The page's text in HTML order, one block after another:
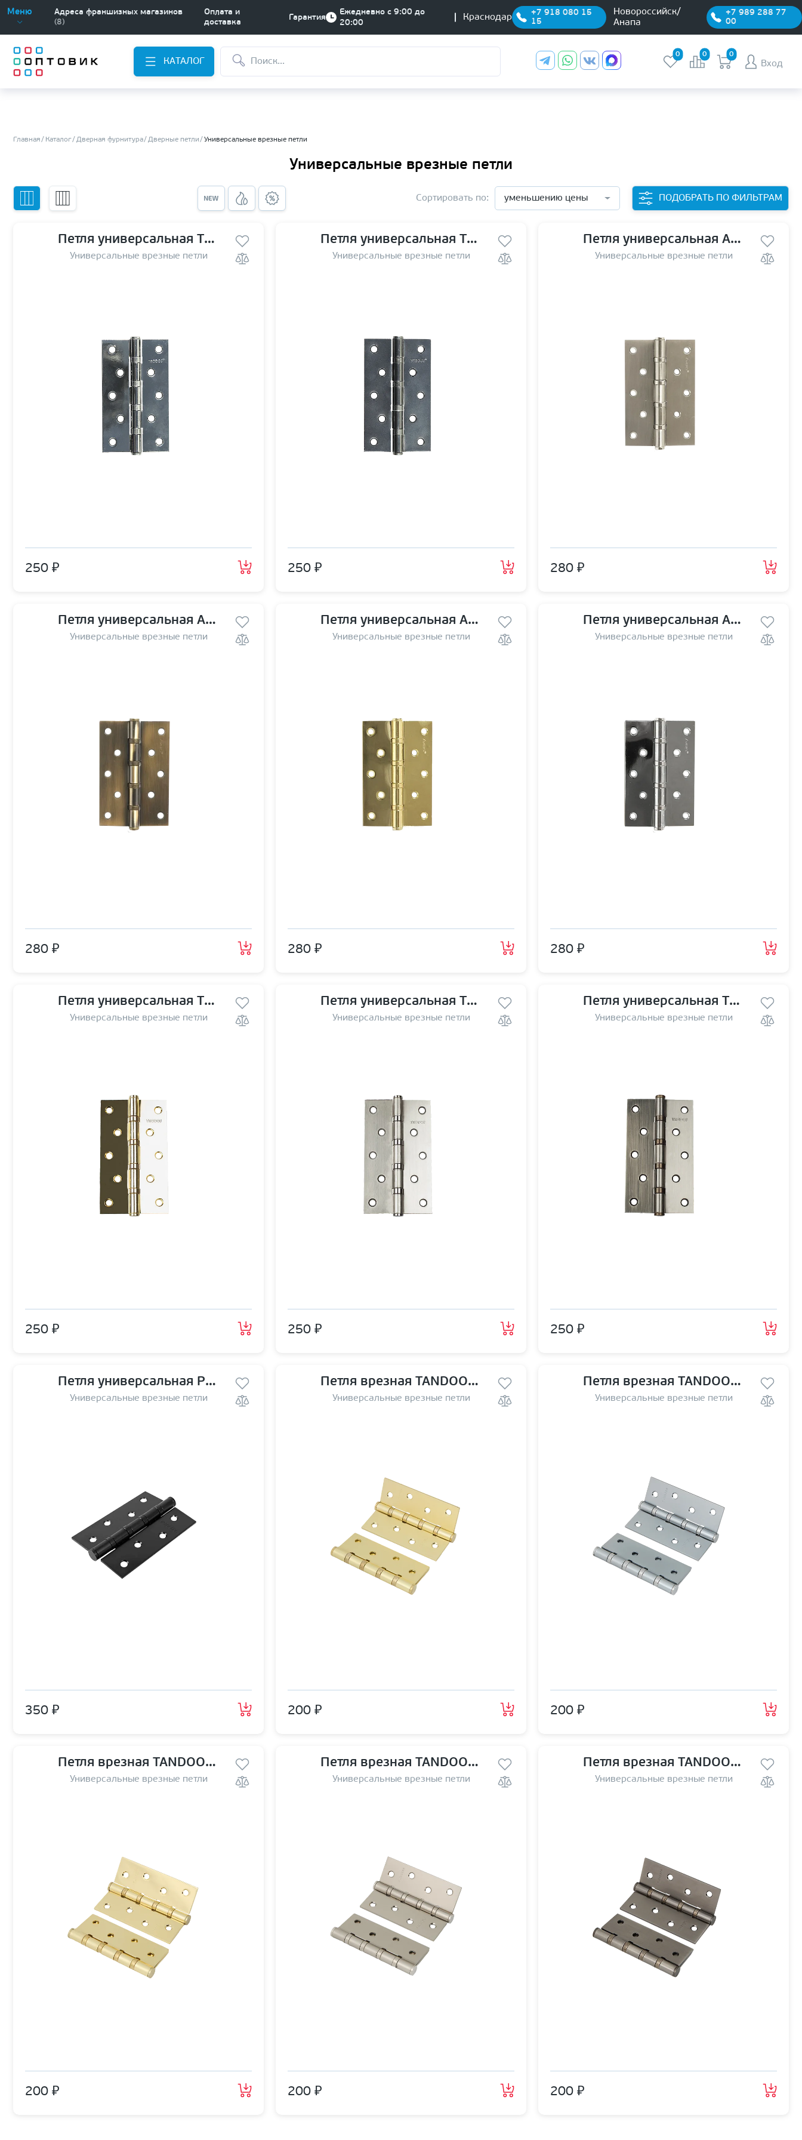
Меню
Адреса франшизных магазинов
(8)
Оплата и
доставка
Гарантия
Ежедневно с 9:00 до
20:00
Краснодар
+7 918 080 15
15
Новороссийск/
Анапа
+7 989 288 77
00
КАТАЛОГ
0 0 0
Вход
Главная Каталог Дверная фурнитура Дверные петли Универсальные врезные петли
Универсальные врезные петли
Сортировать по: уменьшению цены ПОДОБРАТЬ ПО ФИЛЬТРАМ
Петля универсальная TRODOS 125*70*2,5 BN
Универсальные врезные петли
250 ₽
Петля универсальная TRODOS 125*70*2,5 GF
Универсальные врезные петли
250 ₽
Петля универсальная Avers 125*75*2,5-В4 NIS
Универсальные врезные петли
280 ₽
Петля универсальная Avers 125*75*2,5-В4 AB
Универсальные врезные петли
280 ₽
Петля универсальная Avers 125*75*2,5-В4 G
Универсальные врезные петли
280 ₽
Петля универсальная Avers 125*75*2,5-В4 CR
Универсальные врезные петли
280 ₽
Петля универсальная TRODOS 125*75*2,5 G
Универсальные врезные петли
250 ₽
Петля универсальная TRODOS 125*70*2,5 SN
Универсальные врезные петли
250 ₽
Петля универсальная TRODOS 125*70*2,5 AB
Универсальные врезные петли
250 ₽
Петля универсальная Pallini PH 100*70*2,5 4BB MatBlack матовая черная гальваника
Универсальные врезные петли
350 ₽
Петля врезная TANDOOR TD100-4S steel (100*75*2,5) SSG
Универсальные врезные петли
200 ₽
Петля врезная TANDOOR TD100-4S steel (100*75*2,5) SSC
Универсальные врезные петли
200 ₽
Петля врезная TANDOOR TD100-4S steel (100*75*2,5) PB
Универсальные врезные петли
200 ₽
Петля врезная TANDOOR TD100-4S steel (100*75*2,5) MSN
Универсальные врезные петли
200 ₽
Петля врезная TANDOOR TD100-4S steel (100*75*2,5) GRF
Универсальные врезные петли
200 ₽